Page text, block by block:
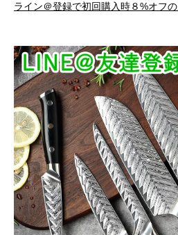
ライン＠登録で初回購入時８%オフ